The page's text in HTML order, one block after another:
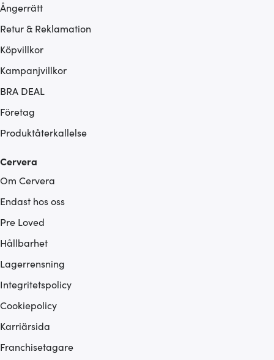
Ångerrätt
Retur & Reklamation
Köpvillkor
Kampanjvillkor
BRA DEAL
Företag
Produktåterkallelse
Cervera
Om Cervera
Endast hos oss
Pre Loved
Hållbarhet
Lagerrensning
Integritetspolicy
Cookiepolicy
Karriärsida
Franchisetagare